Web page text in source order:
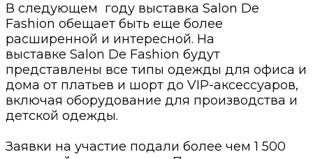
В следующем году выставка Salon De
Fashion обещает быть еще более
расширенной и интересной. На
выставке Salon De Fashion будут
представлены все типы одежды для офиса и
дома от платьев и шорт до VIP-аксессуаров,
включая оборудование для производства и
детской одежды.
Заявки на участие подали более чем 1 500